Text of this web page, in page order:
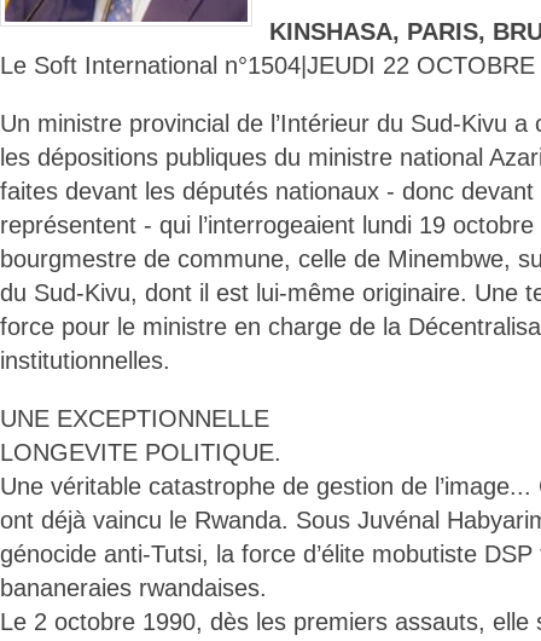
KINSHASA, PARIS,
Le Soft International n°1504|JEUDI 22
Un ministre provincial de l’Intérieur du Sud-Kivu
les dépositions publiques du ministre national
faites devant les députés nationaux - donc devant
représentent - qui l’interrogeaient lundi 19 octobre
bourgmestre de commune, celle de Minembwe,
du Sud-Kivu, dont il est lui-même originaire. Une
force pour le ministre en charge de la
institutionnelles.
UNE EXCEPTIONNELLE
LONGEVITE POLITIQUE.
Une véritable catastrophe de gestion de
ont déjà vaincu le Rwanda. Sous Juvénal
génocide anti-Tutsi, la force d’élite mobutiste
bananeraies rwandaises.
Le 2 octobre 1990, dès les premiers assauts, elle